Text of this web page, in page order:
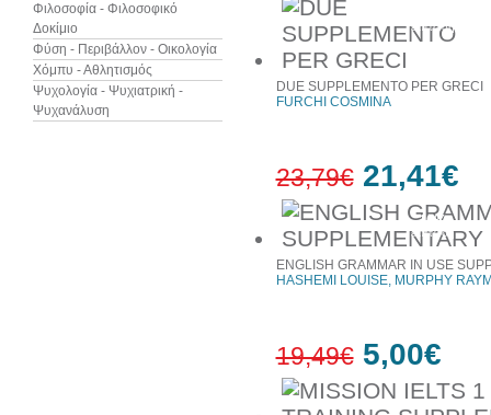
Φιλοσοφία - Φιλοσοφικό
Δοκίμιο
Φύση - Περιβάλλον - Οικολογία
Χόμπυ - Αθλητισμός
Ψυχολογία - Ψυχιατρική -
Ψυχανάλυση
έκπτωση
10%
έκπτωση
DUE SUPPLEMENTO PER GRECI
FURCHI COSMINA
23,79€ 21,41€
ENGLISH GRAMMAR IN USE
HASHEMI LOUISE, MURPHY
19,49€ 5,00€